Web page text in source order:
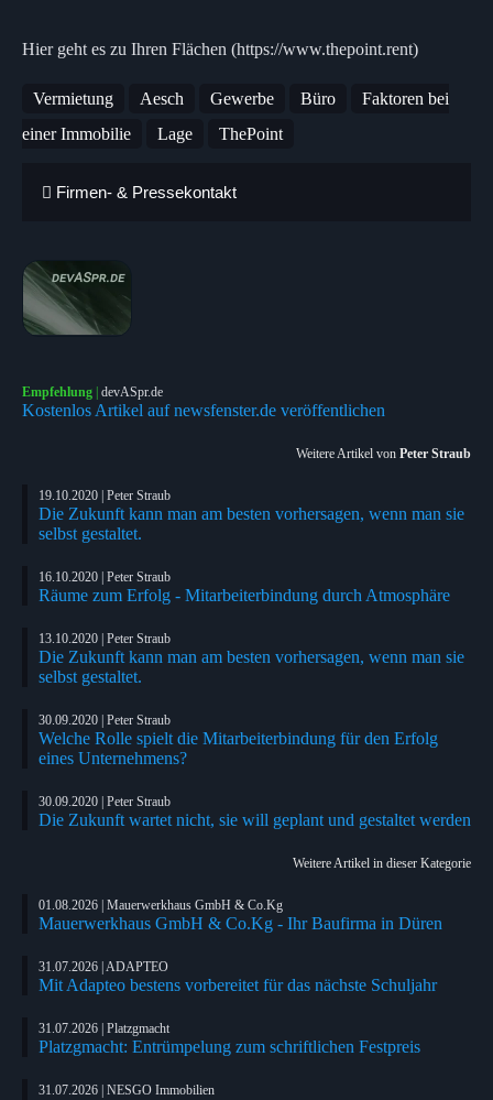
Hier geht es zu Ihren Flächen (https://www.thepoint.rent)
Vermietung Aesch Gewerbe Büro
Faktoren bei
einer Immobilie
Lage ThePoint
Firmen- & Pressekontakt
Empfehlung | devASpr.de
Kostenlos Artikel auf newsfenster.de veröffentlichen
Weitere Artikel von Peter Straub
19.10.2020 | Peter Straub
Die Zukunft kann man am besten vorhersagen, wenn man sie
selbst gestaltet.
16.10.2020 | Peter Straub
Räume zum Erfolg - Mitarbeiterbindung durch Atmosphäre
13.10.2020 | Peter Straub
Die Zukunft kann man am besten vorhersagen, wenn man sie
selbst gestaltet.
30.09.2020 | Peter Straub
Welche Rolle spielt die Mitarbeiterbindung für den Erfolg
eines Unternehmens?
30.09.2020 | Peter Straub
Die Zukunft wartet nicht, sie will geplant und gestaltet werden
Weitere Artikel in dieser Kategorie
01.08.2026 | Mauerwerkhaus GmbH & Co.Kg
Mauerwerkhaus GmbH & Co.Kg - Ihr Baufirma in Düren
31.07.2026 | ADAPTEO
Mit Adapteo bestens vorbereitet für das nächste Schuljahr
31.07.2026 | Platzgmacht
Platzgmacht: Entrümpelung zum schriftlichen Festpreis
31.07.2026 | NESGO Immobilien